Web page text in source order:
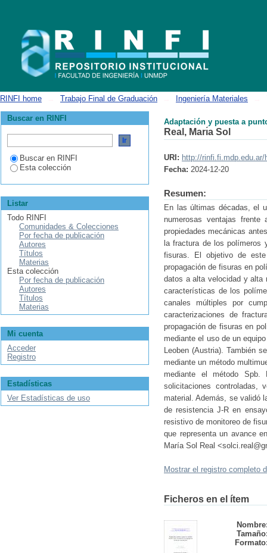
RINFI home Trabajo Final de Graduación Ingeniería Materiales
Adaptación y puesta a
Real, Marı́a Sol
URI: http://rinfi.fi.mdp.edu.ar/
Fecha: 2024-12-20
Resumen:
En las últimas décadas, el
numerosas ventajas
propiedades mecánicas
la fractura de los polímeros
fisuras. El objetivo de
propagación de fisuras en
datos a alta velocidad y alta
características de los
canales múltiples por
caracterizaciones de
propagación de fisuras en
mediante el uso de un
Leoben (Austria). También
mediante un método
mediante el método Spb.
solicitaciones controladas,
material. Además, se validó
de resistencia J-R en
resistivo de monitoreo de
que representa un avance
María Sol Real
Mostrar el registro completo
Ficheros en el ítem
Buscar en RINFI
Buscar en RINFI
Esta colección
Listar
Todo RINFI
Comunidades & Colecciones
Por fecha de publicación
Autores
Títulos
Materias
Esta colección
Por fecha de publicación
Autores
Títulos
Materias
Mi cuenta
Acceder
Registro
Estadísticas
Ver Estadísticas de uso